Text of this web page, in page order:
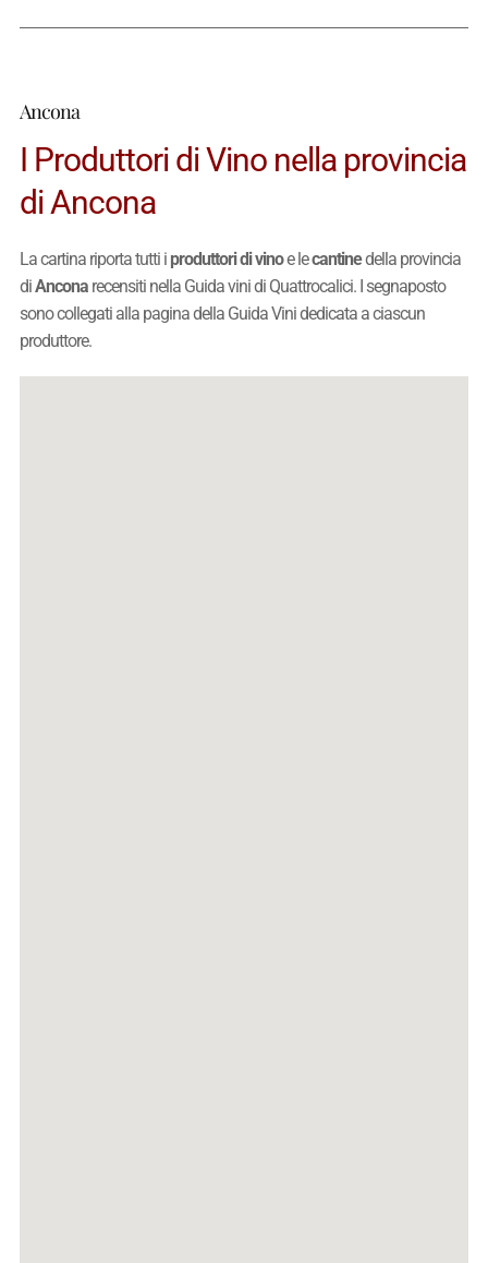
Ancona
I Produttori di Vino nella provincia
di Ancona
La cartina riporta tutti i produttori di vinoe lecantinedella provincia
diAnconarecensiti nella Guida vini di Quattrocalici. I segnaposto
sono collegati alla pagina della Guida Vini dedicata a ciascun
produttore.